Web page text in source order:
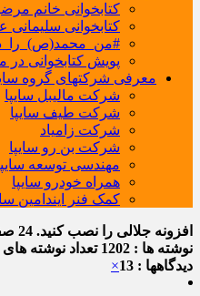
کتابخوانی خانم
کتابخوانی سلیمانی
پویش کتابخوانی در
معرفی شرکتهای گروه
شرکت مالیبل سایپا
شرکت طیف سایپا
شرکت زامیاد
شرکت بن رو سایپا
مهندسی توسعه
همراه خودرو سایپا
کمک فنر ایندامین
افزونه جلالی را نصب کنید. 24 صفر 1448
نوشته ها : 1202
تعداد نوشته های
دیدگاهها : 13
×